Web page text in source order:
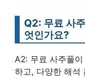
Q2: 무료 사
엇인가요?
A2: 무료 사주풀
하고, 다양한 해석